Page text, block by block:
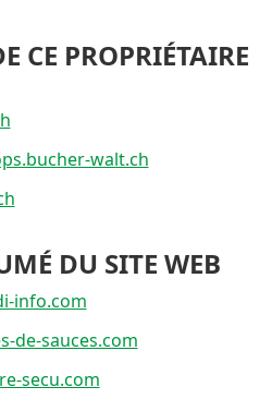
CE PROPRIÉTAIRE
walt.ch
DU SITE WEB
info.com
de-sauces.com
secu.com